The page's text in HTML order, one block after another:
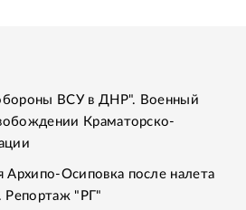
ВСУ в ДНР". Военный
Краматорско-
Архипо-Осиповка после налета
Репортаж "РГ"